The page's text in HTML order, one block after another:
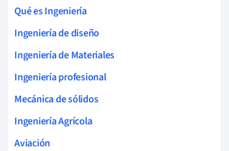
Qué es Ingeniería
Ingeniería de diseño
Ingeniería de Materiales
Ingeniería profesional
Mecánica de sólidos
Ingeniería Agrícola
Aviación